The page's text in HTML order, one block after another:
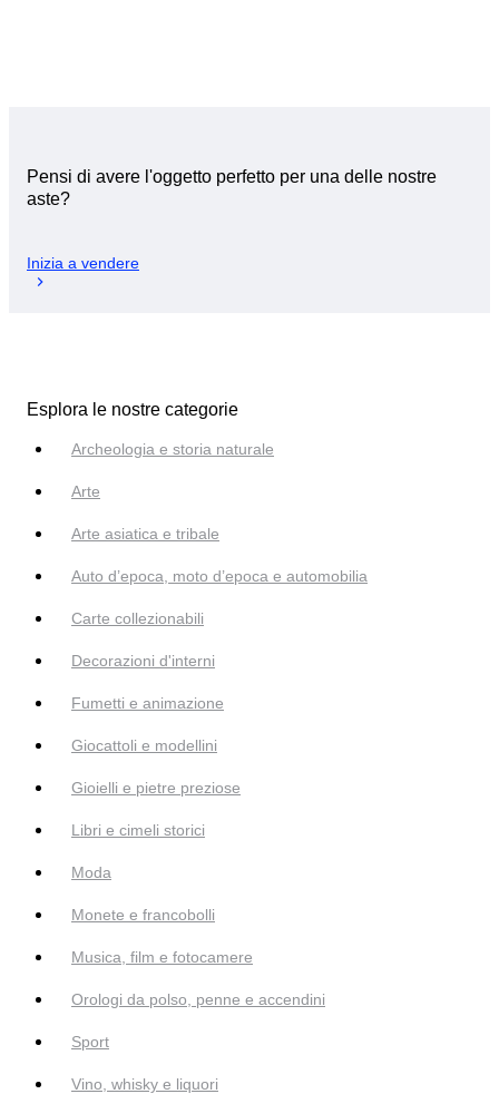
Pensi di avere l'oggetto perfetto per una delle nostre
aste?
Inizia a vendere
Esplora le nostre categorie
Archeologia e storia naturale
Arte
Arte asiatica e tribale
Auto d’epoca, moto d’epoca e automobilia
Carte collezionabili
Decorazioni d'interni
Fumetti e animazione
Giocattoli e modellini
Gioielli e pietre preziose
Libri e cimeli storici
Moda
Monete e francobolli
Musica, film e fotocamere
Orologi da polso, penne e accendini
Sport
Vino, whisky e liquori